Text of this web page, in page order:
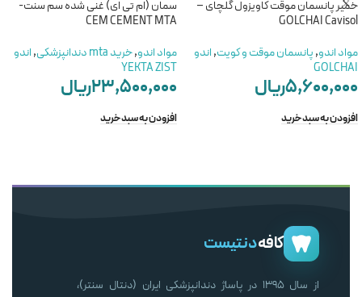
خمیر پانسمان موقت کاویزول گلچای –
GOLCHAI Cavisol
مواد اندو,پانسمان موقت و کویت,اندو
GOLCHAI
۵,۶۰۰,۰۰۰ریال
افزودن به سبد خرید
سمان (ام تی ای) غنی شده سم سنت-
CEM CEMENT MTA
مواد اندو,خرید mta دندانپزشکی ,اندو
YEKTA ZIST
۲۳,۵۰۰,۰۰۰ریال
افزودن به سبد خرید
کافهدنتیست
از سال ۱۳۹۵ در پاساژ دندانپزشکی ایران (دنتال سنتر)،